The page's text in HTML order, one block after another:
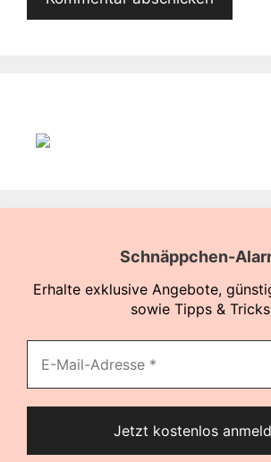
Schnäppchen-
Erhalte exklusive Angebote,
sowie Tipps & Tricks